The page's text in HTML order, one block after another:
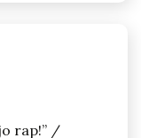
rap!” /